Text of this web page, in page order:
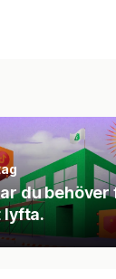
du
lyfta.